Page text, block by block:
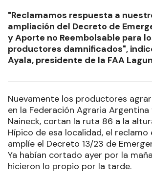
"Reclamamos respuesta a
ampliación del Decreto de
y Aporte no Reembolsable para
productores damnificados",
Ayala, presidente de la FAA
Nuevamente los productores
en la Federación Agraria Argentina
Naineck, cortan la ruta 86 a la
Hípico de esa localidad, el reclamo
amplíe el Decreto 13/23 de
Ya habían cortado ayer por la
hicieron lo propio por la tarde.